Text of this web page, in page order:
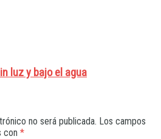
luz y bajo el agua
no será publicada. Los campos
con *